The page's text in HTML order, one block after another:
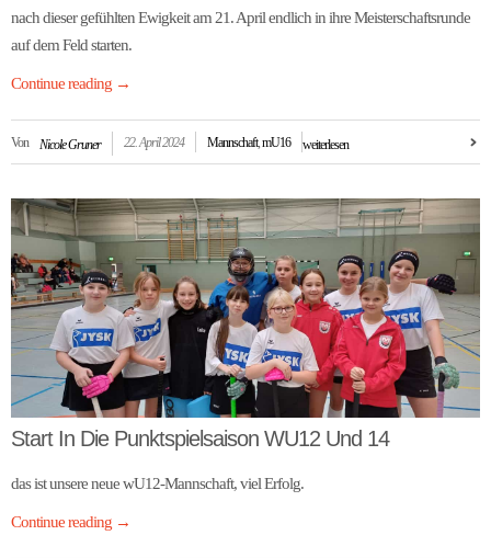
nach dieser gefühlten Ewigkeit am 21. April endlich in ihre Meisterschaftsrunde
auf dem Feld starten.
Continue reading →
Von Nicole Gruner 22. April 2024 Mannschaft,mU16 weiterlesen
Start In Die Punktspielsaison WU12 Und 14
das ist unsere neue wU12-Mannschaft, viel Erfolg.
Continue reading →